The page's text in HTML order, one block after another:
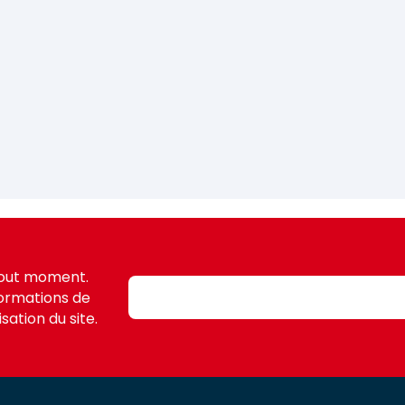
moment.
de
du site.